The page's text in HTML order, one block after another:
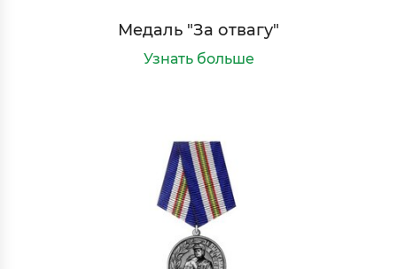
Медаль "За отвагу"
Узнать больше